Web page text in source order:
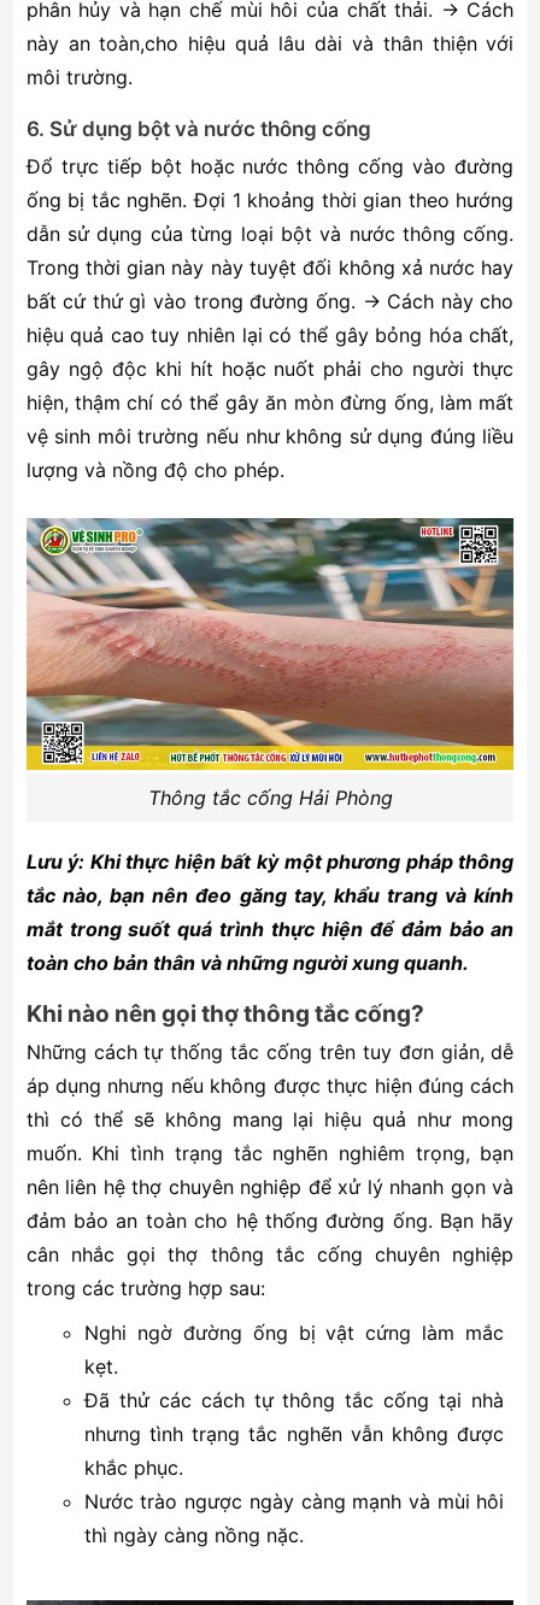
phân hủy và hạn chế mùi hôi của chất thải. → Cách
này an toàn,cho hiệu quả lâu dài và thân thiện với
môi trường.
6. Sử dụng bột và nước thông cống
Đổ trực tiếp bột hoặc nước thông cống vào đường
ống bị tắc nghẽn. Đợi 1 khoảng thời gian theo hướng
dẫn sử dụng của từng loại bột và nước thông cống.
Trong thời gian này này tuyệt đối không xả nước hay
bất cứ thứ gì vào trong đường ống. → Cách này cho
hiệu quả cao tuy nhiên lại có thể gây bỏng hóa chất,
gây ngộ độc khi hít hoặc nuốt phải cho người thực
hiện, thậm chí có thể gây ăn mòn đừng ống, làm mất
vệ sinh môi trường nếu như không sử dụng đúng liều
lượng và nồng độ cho phép.
Thông tắc cống Hải Phòng
Lưu ý: Khi thực hiện bất kỳ một phương pháp thông
tắc nào, bạn nên đeo găng tay, khẩu trang và kính
mắt trong suốt quá trình thực hiện để đảm bảo an
toàn cho bản thân và những người xung quanh.
Khi nào nên gọi thợ thông tắc cống?
Những cách tự thống tắc cống trên tuy đơn giản, dễ
áp dụng nhưng nếu không được thực hiện đúng cách
thì có thể sẽ không mang lại hiệu quả như mong
muốn. Khi tình trạng tắc nghẽn nghiêm trọng, bạn
nên liên hệ thợ chuyên nghiệp để xử lý nhanh gọn và
đảm bảo an toàn cho hệ thống đường ống. Bạn hãy
cân nhắc gọi thợ thông tắc cống chuyên nghiệp
trong các trường hợp sau:
Nghi ngờ đường ống bị vật cứng làm mắc
kẹt.
Đã thử các cách tự thông tắc cống tại nhà
nhưng tình trạng tắc nghẽn vẫn không được
khắc phục.
Nước trào ngược ngày càng mạnh và mùi hôi
thì ngày càng nồng nặc.